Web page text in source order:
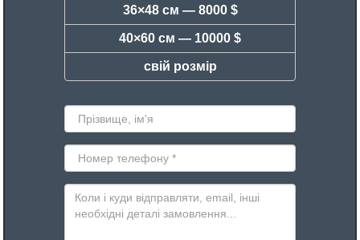
36×48 см — 8000 $
40×60 см — 10000 $
свій розмір